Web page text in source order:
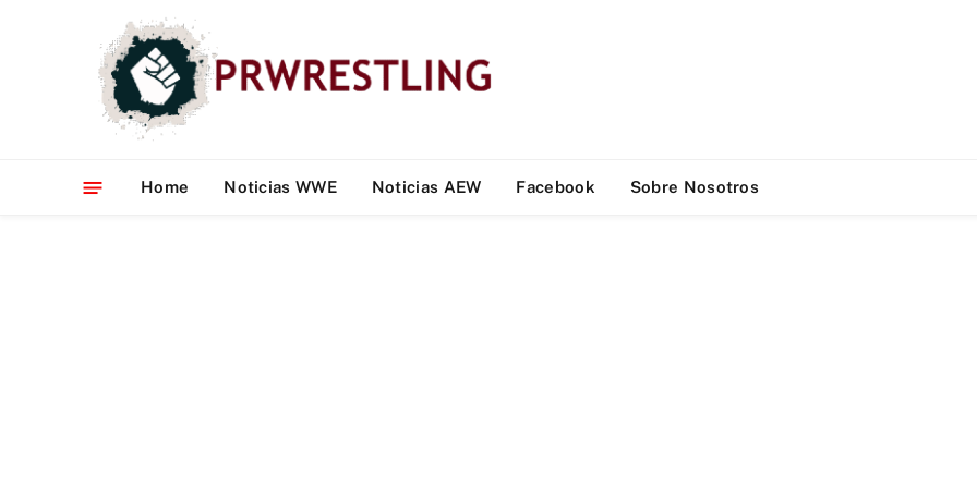
Home Noticias WWE Noticias AEW Facebook Sobre Nosotros